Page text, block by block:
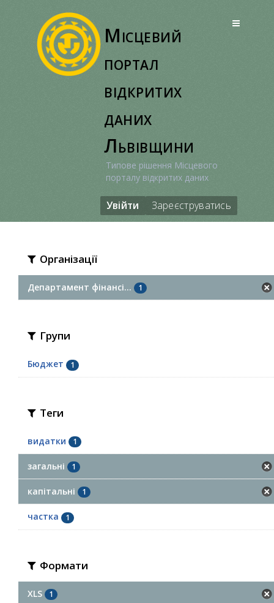
Місцевий
портал
відкритих
даних
Львівщини
Типове рішення Місцевого
порталу відкритих даних
Увійти Зареєструватись
Організації
Департамент фінансі... 1
Групи
Бюджет 1
Теги
видатки 1
загальні 1
капітальні 1
частка 1
Формати
XLS 1